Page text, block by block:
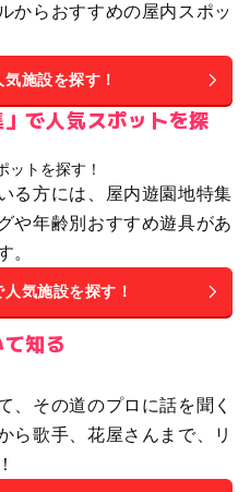
からおすすめの屋内スポッ
施設を探す！
」で人気スポットを探
る方には、屋内遊園地特集
年齢別おすすめ遊具があ
。
気施設を探す！
知る
、その道のプロに話を聞く
ら歌手、花屋さんまで、リ